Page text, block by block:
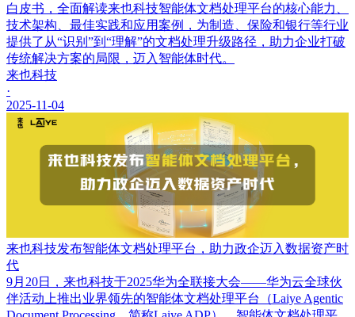
白皮书，全面解读来也科技智能体文档处理平台的核心能力、
技术架构、最佳实践和应用案例，为制造、保险和银行等行业
提供了从“识别”到“理解”的文档处理升级路径，助力企业打破
传统解决方案的局限，迈入智能体时代。
来也科技
·
2025-11-04
来也科技发布智能体文档处理平台，助力政企迈入数据资产时
代
9月20日，来也科技于2025华为全联接大会——华为云全球伙
伴活动上推出业界领先的智能体文档处理平台（Laiye Agentic